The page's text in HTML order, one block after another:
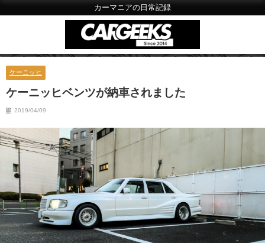
カーマニアの日常記録
ケーニッヒ
ケーニッヒベンツが納車されました
2019/04/09